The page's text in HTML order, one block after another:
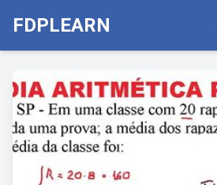
FDPLEARN